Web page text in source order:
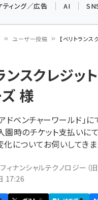
ティング／広告 AI
ユーザー投稿 【ベリトラン
ンスクレジ
様
ドベンチャーワールド」
時のチケット支払いに
についてお伺いしてきま
ナンシャルテクノロジー（旧
17:26